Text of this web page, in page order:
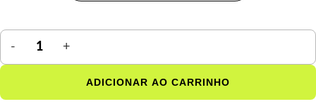
ADICIONAR AO CARRINHO